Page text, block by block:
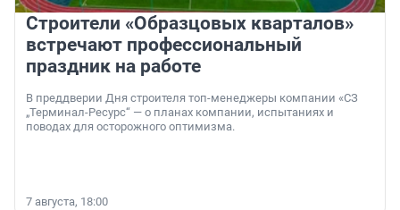
Строители «Образцовых кварталов»
встречают профессиональный
праздник на работе
В преддверии Дня строителя топ-менеджеры компании «СЗ
„Терминал-Ресурс“ — о планах компании, испытаниях и
поводах для осторожного оптимизма.
7 августа, 18:00